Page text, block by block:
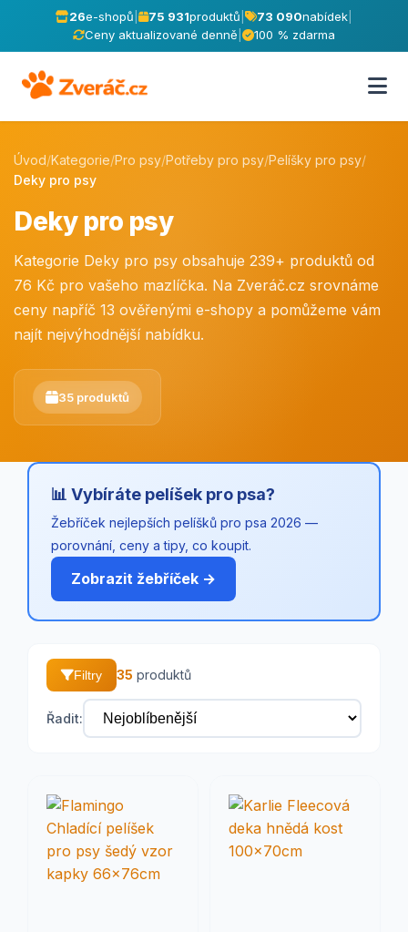
26e-shopů 75 931produktů 73 090nabídek
Ceny aktualizované denně
100 % zdarma
Úvod/Kategorie/Pro psy/Potřeby pro psy/Pelíšky pro psy/
Deky pro psy
Deky pro psy
Kategorie Deky pro psy obsahuje 239+ produktů od
76 Kč pro vašeho mazlíčka. Na Zveráč.cz srovnáme
ceny napříč 13 ověřenými e-shopy a pomůžeme vám
najít nejvýhodnější nabídku.
35 produktů
📊 Vybíráte pelíšek pro psa?
Žebříček nejlepších pelíšků pro psa 2026 —
porovnání, ceny a tipy, co koupit.
Zobrazit žebříček →
Filtry 35 produktů
Řadit: